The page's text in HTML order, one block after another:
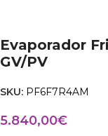
Evaporador
GV/PV
SKU: PF6F7R4AM
5.840,00€